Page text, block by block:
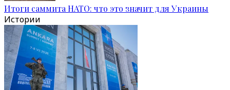
Итоги саммита НАТО: что это значит для Украины
Истории